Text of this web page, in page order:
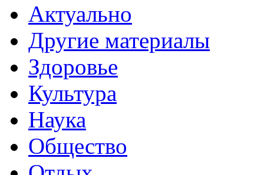
Актуально
Другие материалы
Здоровье
Культура
Наука
Общество